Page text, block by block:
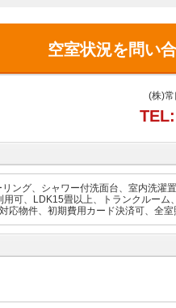
空室状況を問い
(株)
ング、シャワー付洗面台、室内洗
可、LDK15畳以上、トランクルー
応物件、初期費用カード決済可、全室